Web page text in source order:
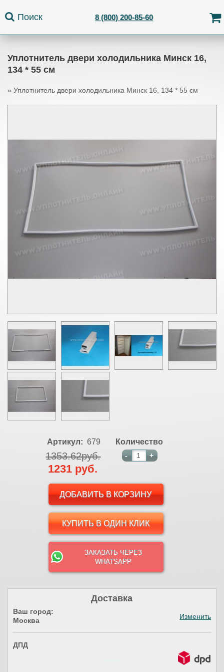
Поиск 8 (800) 200-85-60
Уплотнитель двери холодильника Минск 16,
134 * 55 см
Вы здесь
» Уплотнитель двери холодильника Минск 16, 134 * 55 см
Артикул: 679
1353.62руб.
1231 руб.
Количество
- +
КУПИТЬ В ОДИН КЛИК
ЗАКАЗАТЬ ЧЕРЕЗ
WHATSAPP
Доставка
Ваш город:
Москва
Изменить
ДПД